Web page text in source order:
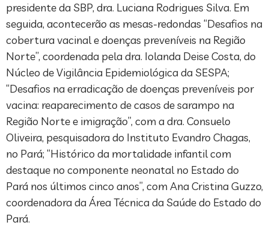
presidente da SBP, dra. Luciana Rodrigues Silva. Em
seguida, acontecerão as mesas-redondas “Desafios na
cobertura vacinal e doenças preveníveis na Região
Norte”, coordenada pela dra. Iolanda Deise Costa, do
Núcleo de Vigilância Epidemiológica da SESPA;
“Desafios na erradicação de doenças preveníveis por
vacina: reaparecimento de casos de sarampo na
Região Norte e imigração”, com a dra. Consuelo
Oliveira, pesquisadora do Instituto Evandro Chagas,
no Pará; “Histórico da mortalidade infantil com
destaque no componente neonatal no Estado do
Pará nos últimos cinco anos”, com Ana Cristina Guzzo,
coordenadora da Área Técnica da Saúde do Estado do
Pará.